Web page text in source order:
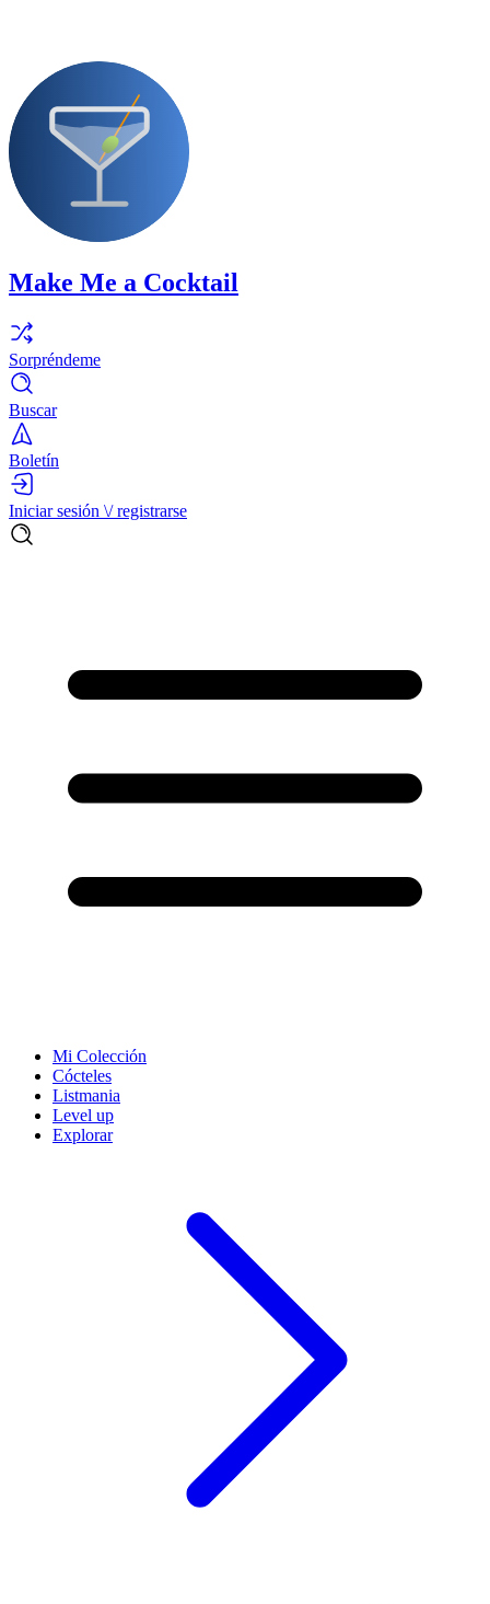
Make Me a Cocktail
Sorpréndeme
Buscar
Boletín
Iniciar sesión \/ registrarse
Mi Colección
Cócteles
Listmania
Level up
Explorar